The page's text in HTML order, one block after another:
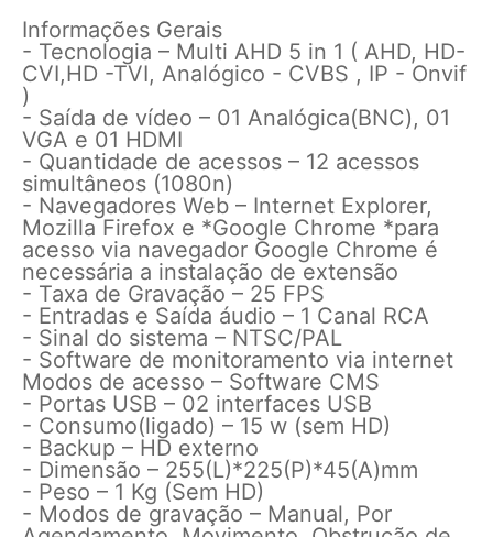
Informações Gerais
- Tecnologia – Multi AHD 5 in 1 ( AHD, HD-
CVI,HD -TVI, Analógico - CVBS , IP - Onvif
)
- Saída de vídeo – 01 Analógica(BNC), 01
VGA e 01 HDMI
- Quantidade de acessos – 12 acessos
simultâneos (1080n)
- Navegadores Web – Internet Explorer,
Mozilla Firefox e *Google Chrome *para
acesso via navegador Google Chrome é
necessária a instalação de extensão
- Taxa de Gravação – 25 FPS
- Entradas e Saída áudio – 1 Canal RCA
- Sinal do sistema – NTSC/PAL
- Software de monitoramento via internet
Modos de acesso – Software CMS
- Portas USB – 02 interfaces USB
- Consumo(ligado) – 15 w (sem HD)
- Backup – HD externo
- Dimensão – 255(L)*225(P)*45(A)mm
- Peso – 1 Kg (Sem HD)
- Modos de gravação – Manual, Por